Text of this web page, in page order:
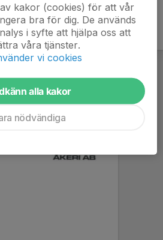
kakor (cookies) för att vår
bra för dig. De används
i syfte att hjälpa oss att
våra tjänster.
vi cookies
alla kakor
nödvändiga